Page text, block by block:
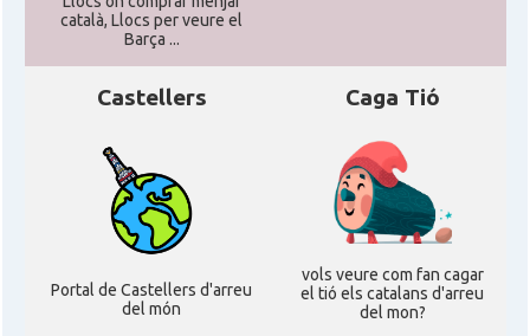
català, Llocs per veure el
Barça ...
Castellers
Portal de Castellers d'arreu
del món
Caga Tió
vols veure com fan cagar
el tió els catalans d'arreu
del mon?